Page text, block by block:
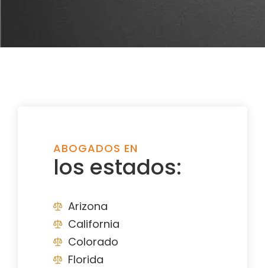
ABOGADOS EN
los estados:
Arizona
California
Colorado
Florida